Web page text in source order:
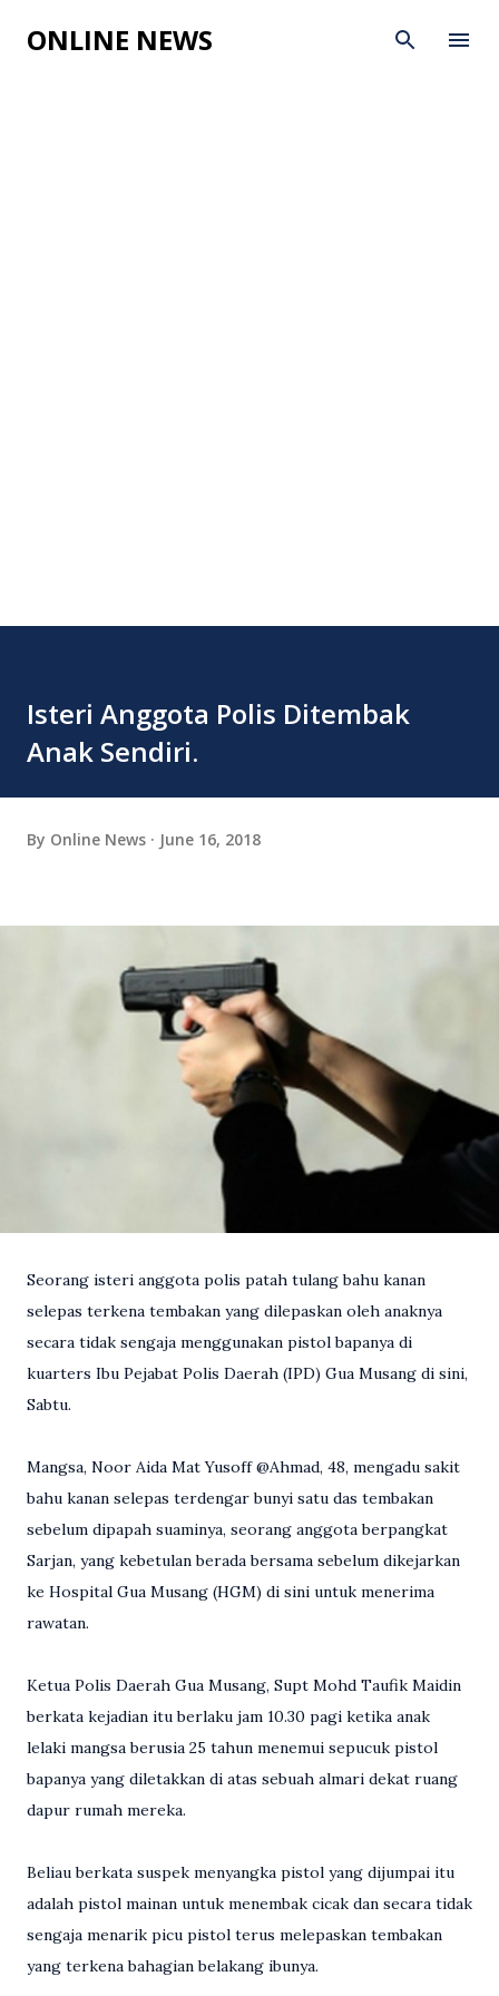
Skip to main content
ONLINE NEWS
Isteri Anggota Polis Ditembak
Anak Sendiri.
By Online News June 16, 2018
Seorang isteri anggota polis patah tulang bahu kanan
selepas terkena tembakan yang dilepaskan oleh anaknya
secara tidak sengaja menggunakan pistol bapanya di
kuarters Ibu Pejabat Polis Daerah (IPD) Gua Musang di sini,
Sabtu.
Mangsa, Noor Aida Mat Yusoff @Ahmad, 48, mengadu sakit
bahu kanan selepas terdengar bunyi satu das tembakan
sebelum dipapah suaminya, seorang anggota berpangkat
Sarjan, yang kebetulan berada bersama sebelum dikejarkan
ke Hospital Gua Musang (HGM) di sini untuk menerima
rawatan.
Ketua Polis Daerah Gua Musang, Supt Mohd Taufik Maidin
berkata kejadian itu berlaku jam 10.30 pagi ketika anak
lelaki mangsa berusia 25 tahun menemui sepucuk pistol
bapanya yang diletakkan di atas sebuah almari dekat ruang
dapur rumah mereka.
Beliau berkata suspek menyangka pistol yang dijumpai itu
adalah pistol mainan untuk menembak cicak dan secara tidak
sengaja menarik picu pistol terus melepaskan tembakan
yang terkena bahagian belakang ibunya.